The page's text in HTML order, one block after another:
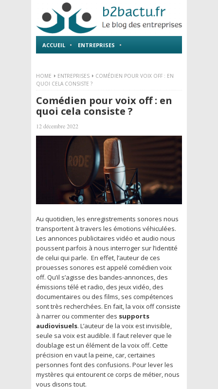
ACCUEIL ENTREPRISES
HOME ENTREPRISES
COMÉDIEN POUR VOIX OFF : EN
QUOI CELA CONSISTE ?
Comédien pour voix off : en
quoi cela consiste ?
12 décembre 2022
Au quotidien, les enregistrements sonores nous
transportent à travers les émotions véhiculées.
Les annonces publicitaires vidéo et audio nous
poussent parfois à nous interroger sur l’identité
de celui qui parle. En effet, l’auteur de ces
prouesses sonores est appelé comédien voix
off. Qu’il s’agisse des bandes-annonces, des
émissions télé et radio, des jeux vidéo, des
documentaires ou des films, ses compétences
sont très recherchées. En fait, la voix off consiste
à narrer ou commenter des supports
audiovisuels. L’auteur de la voix est invisible,
seule sa voix est audible. Il faut relever que le
doublage est un élément de la voix off. Cette
précision en vaut la peine, car, certaines
personnes font des confusions. Pour lever les
mystères qui entourent ce corps de métier, nous
vous disons tout.